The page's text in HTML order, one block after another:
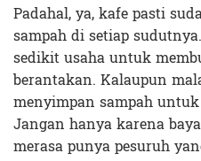
Padahal, ya, kafe pasti
sampah di setiap
sedikit usaha untuk
berantakan. Kalaupun
menyimpan sampah
Jangan hanya karena
merasa punya pesuruh